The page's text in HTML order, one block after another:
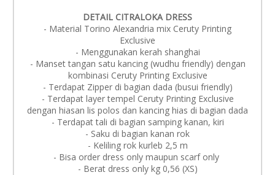
DETAIL CITRALOKA DRESS
- Material Torino Alexandria mix Ceruty Printing
Exclusive
- Menggunakan kerah shanghai
- Manset tangan satu kancing (wudhu friendly) dengan
kombinasi Ceruty Printing Exclusive
- Terdapat Zipper di bagian dada (busui friendly)
- Terdapat layer tempel Ceruty Printing Exclusive
dengan hiasan lis polos dan kancing hias di bagian dada
- Terdapat tali di bagian samping kanan, kiri
- Saku di bagian kanan rok
- Keliling rok kurleb 2,5 m
- Bisa order dress only maupun scarf only
- Berat dress only kg 0,56 (XS)